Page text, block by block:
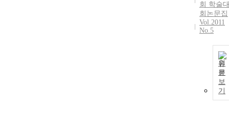
회 학술
회논문집
Vol.2011
No.5
원
문
보
기